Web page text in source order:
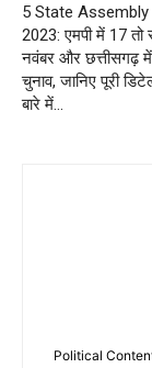
5 State Assembly
2023: एमपी में 17 तो
नवंबर और छत्तीसगढ़ में
चुनाव, जानिए पूरी
बारे में…
Political